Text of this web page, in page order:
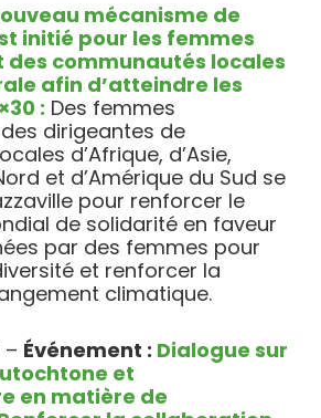
mécanisme de
initié pour les femmes
communautés locales
afin d’atteindre les
: Des femmes
dirigeantes de
d’Afrique, d’Asie,
et d’Amérique du Sud se
pour renforcer le
de solidarité en faveur
par des femmes pour
et renforcer la
climatique.
Événement : Dialogue sur
et
en matière de